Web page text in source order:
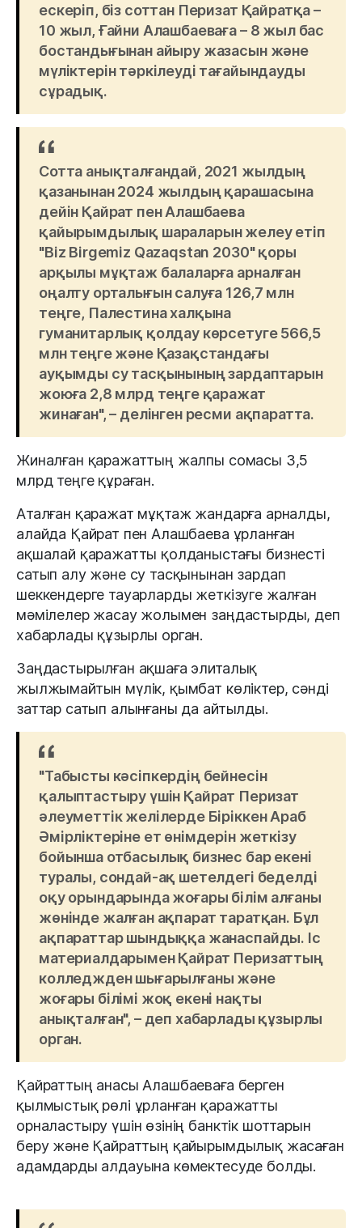
ескеріп, біз соттан Перизат Қайратқа –
10 жыл, Ғайни Алашбаеваға – 8 жыл бас
бостандығынан айыру жазасын және
мүліктерін тәркілеуді тағайындауды
сұрадық.
Сотта анықталғандай, 2021 жылдың
қазанынан 2024 жылдың қарашасына
дейін Қайрат пен Алашбаева
қайырымдылық шараларын желеу етіп
"Biz Birgemiz Qazaqstan 2030" қоры
арқылы мұқтаж балаларға арналған
оңалту орталығын салуға 126,7 млн
теңге, Палестина халқына
гуманитарлық қолдау көрсетуге 566,5
млн теңге және Қазақстандағы
ауқымды су тасқынының зардаптарын
жоюға 2,8 млрд теңге қаражат
жинаған", – делінген ресми ақпаратта.
Жиналған қаражаттың жалпы сомасы 3,5
млрд теңге құраған.
Аталған қаражат мұқтаж жандарға арналды,
алайда Қайрат пен Алашбаева ұрланған
ақшалай қаражатты қолданыстағы бизнесті
сатып алу және су тасқынынан зардап
шеккендерге тауарларды жеткізуге жалған
мәмілелер жасау жолымен заңдастырды, деп
хабарлады құзырлы орган.
Заңдастырылған ақшаға элиталық
жылжымайтын мүлік, қымбат көліктер, сәнді
заттар сатып алынғаны да айтылды.
"Табысты кәсіпкердің бейнесін
қалыптастыру үшін Қайрат Перизат
әлеуметтік желілерде Біріккен Араб
Әмірліктеріне ет өнімдерін жеткізу
бойынша отбасылық бизнес бар екені
туралы, сондай-ақ шетелдегі беделді
оқу орындарында жоғары білім алғаны
жөнінде жалған ақпарат таратқан. Бұл
ақпараттар шындыққа жанаспайды. Іс
материалдарымен Қайрат Перизаттың
колледжден шығарылғаны және
жоғары білімі жоқ екені нақты
анықталған", – деп хабарлады құзырлы
орган.
Қайраттың анасы Алашбаеваға берген
қылмыстық рөлі ұрланған қаражатты
орналастыру үшін өзінің банктік шоттарын
беру және Қайраттың қайырымдылық жасаған
адамдарды алдауына көмектесуде болды.